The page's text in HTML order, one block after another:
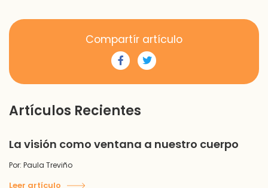
Compartír artículo
Artículos Recientes
La visión como ventana a nuestro cuerpo
Por: Paula Treviño
Leer artículo